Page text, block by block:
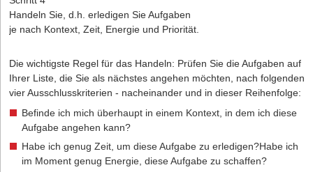
DIE DREI WICHTIGSTEN REGELN
Ihre Selbstakzeptanz – am besten mit Hilfe Ihrer Freunde oder,
besser noch, mit Unterstützung eines professionellen Coaches.
Wenn Sie selbst nicht an sich glauben, können Sie nicht erwarten,
dass andere dies tun.
2. Eine positive Einstellung zur eigenen Idee.
Inwieweit können Sie sich mit Ihrem Gründungskonzept
identifizieren? Sind Sie in der Lage, Ihre Vorstellungen auch gegen
Handeln Sie, d.h. erledigen Sie Aufgaben
je nach Kontext, Zeit, Energie und Priorität.
Die wichtigste Regel für das Handeln: Prüfen Sie die Aufgaben auf
Ihrer Liste, die Sie als nächstes angehen möchten, nach folgenden
vier Ausschlusskriterien - nacheinander und in dieser Reihenfolge:
Befinde ich mich überhaupt in einem Kontext, in dem ich diese
Aufgabe angehen kann?
Habe ich genug Zeit, um diese Aufgabe zu erledigen?Habe ich
im Moment genug Energie, diese Aufgabe zu schaffen?